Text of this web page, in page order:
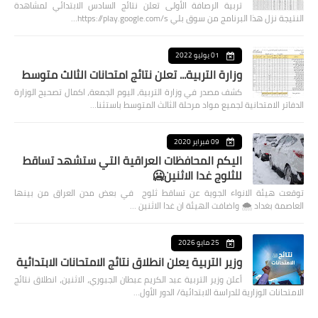
تربية الرصافة الأولى تعلن نتائج السادس الابتدائي لمشاهدة
النتيجة نزل هذا البرنامج من سوق بلي https://play.google.com/s…
01 يوليو 2022
وزارة التربية... تعلن نتائج امتحانات الثالث متوسط
كشف مصدر في وزارة التربية، اليوم الجمعة، اكمال تصحيح الوزارة
الدفاتر الامتحانية لجميع مواد مرحلة الثالث المتوسط باستثنا…
09 فبراير 2020
اليكم المحافظات العراقية التي ستشهد تساقط
للثلوج غدا الاثنين🥶
توقعت هيئة الانواء الجوية عن تساقط ثلوج في بعض مدن العراق من بينها
العاصمة بغداد ⁦🌨️⁩ واضافت الهيئة ان غدا الاثنين …
25 مايو 2026
وزير التربية يعلن انطلاق نتائج الامتحانات الابتدائية
أعلن وزير التربية عبد الكريم عبطان الجبوري، الاثنين، انطلاق نتائج
الامتحانات الوزارية للدراسة الابتدائية/ الدور الأول…